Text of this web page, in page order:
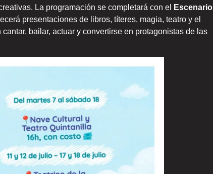
La programación se completará con el
Escenario
presentaciones de libros, títeres, magia, teatro y el
bailar, actuar y convertirse en protagonistas de las